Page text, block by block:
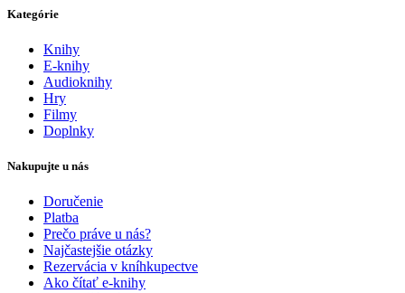
Kategórie
Knihy
E-knihy
Audioknihy
Hry
Filmy
Doplnky
Nakupujte u nás
Doručenie
Platba
Prečo práve u nás?
Najčastejšie otázky
Rezervácia v kníhkupectve
Ako čítať e-knihy